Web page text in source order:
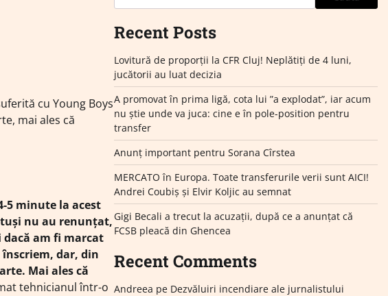
cu Young Boys
mai ales că
5 minute la acest
nu au renunţat,
dacă am fi marcat
dar, din
Mai ales că
tehnicianul într-o
Recent Posts
Lovitură de proporții la CFR Cluj! Neplătiți de 4 luni,
jucătorii au luat decizia
A promovat în prima ligă, cota lui ”a explodat”, iar acum
nu știe unde va juca: cine e în pole-position pentru
transfer
Anunț important pentru Sorana Cîrstea
MERCATO în Europa. Toate transferurile verii sunt AICI!
Andrei Coubiș și Elvir Koljic au semnat
Gigi Becali a trecut la acuzații, după ce a anunțat că
FCSB pleacă din Ghencea
Recent Comments
Andreea pe Dezvăluiri incendiare ale jurnalistului